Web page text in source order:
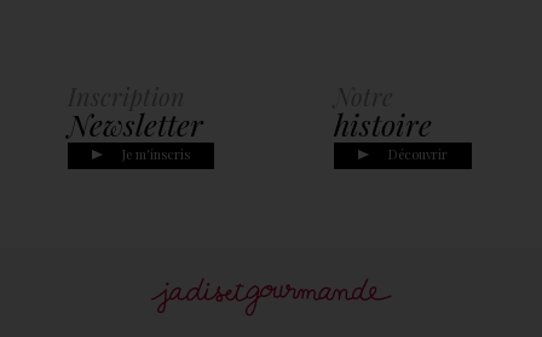
Newsletter
Je m'inscris
histoire
Découvrir